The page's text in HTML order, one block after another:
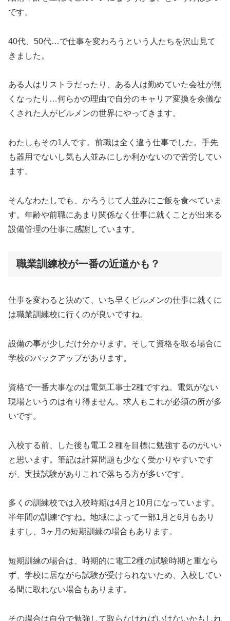
です。
40代、50代…で仕事を変わろうという人たちを沢山見て
きました。
ある人はリストラだったり、ある人は勤めていた会社が無
くなったり…何らかの理由で自分のキャリア変換を余儀な
くされた人がビルメンの世界にやってきます。
わたしもその1人です。前職は全く違う仕事でした。手先
も器用でないし気も人並みにしか利かないので苦労してい
ます。
そんなわたしでも、かろうじて人並みにご飯を食べていま
す。年齢や前職にあまり関係なく仕事に就くことが出来る
設備管理の仕事に感謝しています。
職業訓練校が一番の近道かも？
仕事を変わると決めて、いち早くビルメンの仕事に就くに
は職業訓練校に行くのが良いですね。
設備の事が少しだけ分かります。そして資格を取る場合に
学校のバックアップがあります。
資格で一番大事なのは電気工事士2種ですね。電気がない
現場というのは有り得ません。求人もこれが必須の所が多
いです。
入校する前、した後も電工２種を目標に勉強するのがいい
と思います。筆記は計算問題も少なく受かりやすいです
が、実技試験がありこれで落ちる方が多いです。
多くの訓練校では入校時期は4月と10月になっています。
半年間の訓練ですね。地域によって一部1月と6月もあり
ますし、3ヶ月の短期訓練の場合もあります。
短期訓練の場合は、時期的に電工2種の試験時期と重なら
ず、学校に居ながら試験が受けられないため、入校してい
る間に取れない場合もあります。
その場合は自分で勉強して取らなければいけないかもしれ